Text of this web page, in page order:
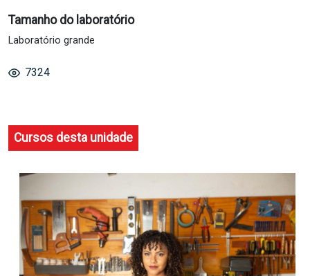
Tamanho do laboratório
Laboratório grande
7324
Cursos desta unidade